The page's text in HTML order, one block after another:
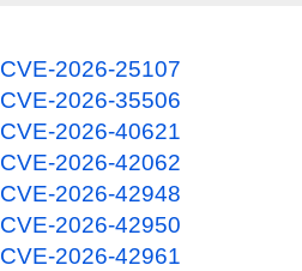
CVE-2026-25107
CVE-2026-35506
CVE-2026-40621
CVE-2026-42062
CVE-2026-42948
CVE-2026-42950
CVE-2026-42961